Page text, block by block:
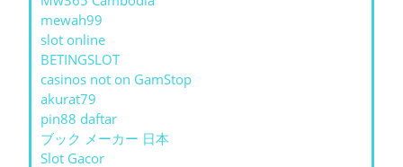
mewah99
slot online
BETINGSLOT
casinos not on GamStop
akurat79
pin88 daftar
ブック メーカー 日本
Slot Gacor